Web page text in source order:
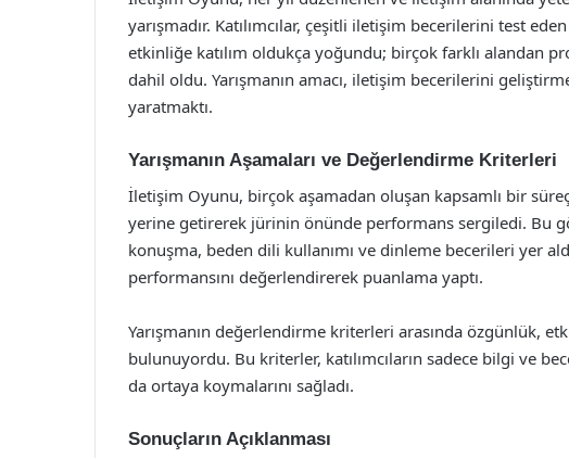
yarışmadır. Katılımcılar, çeşitli iletişim becerilerini test
etkinliğe katılım oldukça yoğundu; birçok farklı alandan
dahil oldu. Yarışmanın amacı, iletişim becerilerini
yaratmaktı.
Yarışmanın Aşamaları ve Değerlendirme Kriterleri
İletişim Oyunu, birçok aşamadan oluşan kapsamlı bir
yerine getirerek jürinin önünde performans sergiledi. Bu
konuşma, beden dili kullanımı ve dinleme becerileri yer
performansını değerlendirerek puanlama yaptı.
Yarışmanın değerlendirme kriterleri arasında özgünlük,
bulunuyordu. Bu kriterler, katılımcıların sadece bilgi ve
da ortaya koymalarını sağladı.
Sonuçların Açıklanması